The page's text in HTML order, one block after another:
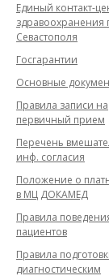
Единый контакт-
здравоохранения
Севастополя
Госгарантии
Основные
Правила записи на
первичный прием
Перечень
инф. согласия
Положение о
в МЦ ДОКАМЕД
Правила
пациентов
Правила
диагностическим